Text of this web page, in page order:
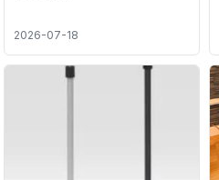
2026-07-18